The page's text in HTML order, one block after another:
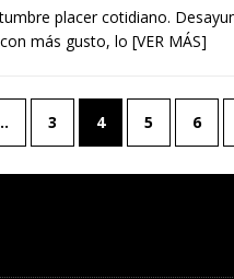
placer cotidiano.
más gusto, lo [VER MÁS]
3 4 5 6